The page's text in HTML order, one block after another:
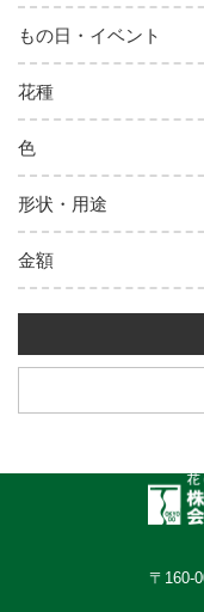
もの日・イベント
花種
色
形状・用途
金額
〒160-